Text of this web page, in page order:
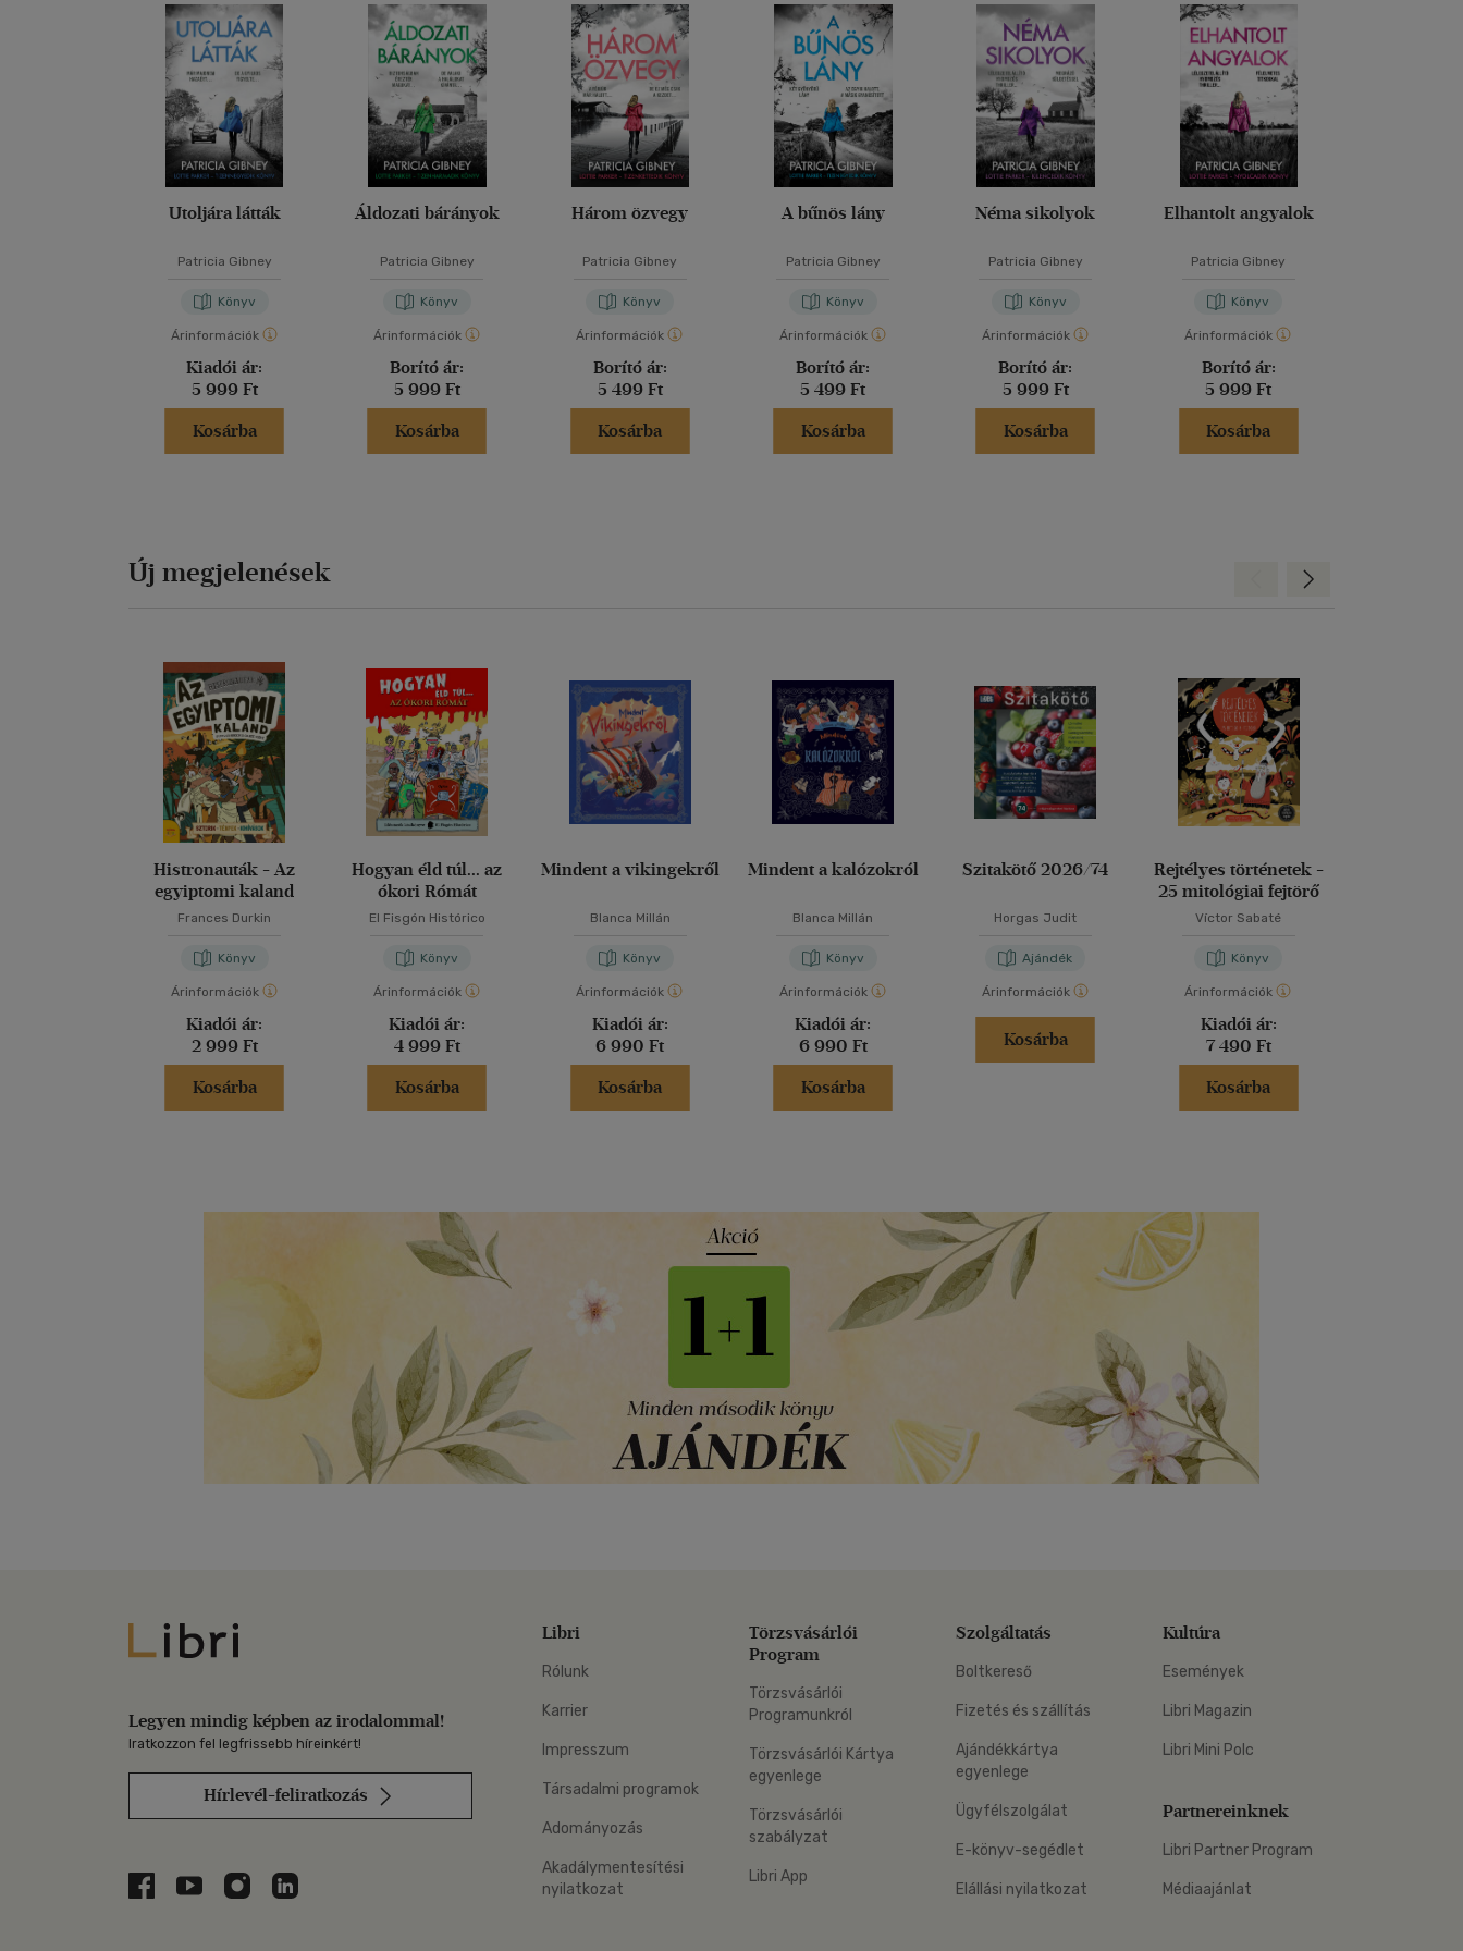
Utoljára látták
Patricia Gibney
Könyv
Árinformációk
Kiadói ár:
5 999 Ft
Kosárba
Áldozati bárányok
Patricia Gibney
Könyv
Árinformációk
Borító ár:
5 999 Ft
Kosárba
Három özvegy
Patricia Gibney
Könyv
Árinformációk
Borító ár:
5 499 Ft
Kosárba
A bűnös lány
Patricia Gibney
Könyv
Árinformációk
Borító ár:
5 499 Ft
Kosárba
Néma sikolyok
Patricia Gibney
Könyv
Árinformációk
Borító ár:
5 999 Ft
Kosárba
Elhantolt angyalok
Patricia Gibney
Könyv
Árinformációk
Borító ár:
5 999 Ft
Kosárba
Új megjelenések
Histronauták - Az
egyiptomi kaland
Frances Durkin
Könyv
Árinformációk
Kiadói ár:
2 999 Ft
Kosárba
Hogyan éld túl... az
ókori Rómát
El Fisgón Histórico
Könyv
Árinformációk
Kiadói ár:
4 999 Ft
Kosárba
Mindent a vikingekről
Blanca Millán
Könyv
Árinformációk
Kiadói ár:
6 990 Ft
Kosárba
Mindent a kalózokról
Blanca Millán
Könyv
Árinformációk
Kiadói ár:
6 990 Ft
Kosárba
Szitakötő 2026/74
Horgas Judit
Ajándék
Árinformációk
Kosárba
Rejtélyes történetek -
25 mitológiai fejtörő
Víctor Sabaté
Könyv
Árinformációk
Kiadói ár:
7 490 Ft
Kosárba
Előre
Libri
Legyen mindig képben az irodalommal!
Iratkozzon fel legfrissebb híreinkért!
Hírlevél-feliratkozás
Libri a Facebookon
Libri a Youtube-on
Libri az Instagramon
Libri a LinkedInen
Libri
Rólunk
Karrier
Impresszum
Társadalmi programok
Adományozás
Akadálymentesítési
nyilatkozat
Törzsvásárlói
Program
Törzsvásárlói
Programunkról
Törzsvásárlói Kártya
egyenlege
Törzsvásárlói
szabályzat
Libri App
Szolgáltatás
Boltkereső
Fizetés és szállítás
Ajándékkártya
egyenlege
Ügyfélszolgálat
E-könyv-segédlet
Elállási nyilatkozat
Kultúra
Események
Libri Magazin
Libri Mini Polc
Partnereinknek
Libri Partner Program
Médiaajánlat